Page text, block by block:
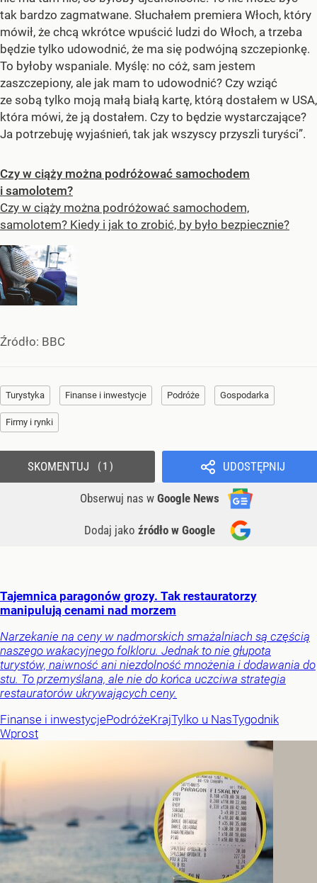
tak bardzo zagmatwane. Słuchałem premiera Włoch, który
mówił, że chcą wkrótce wpuścić ludzi do Włoch, a trzeba
będzie tylko udowodnić, że ma się podwójną szczepionkę.
To byłoby wspaniale. Myślę: no cóż, sam jestem
zaszczepiony, ale jak mam to udowodnić? Czy wziąć
ze sobą tylko moją małą białą kartę, którą dostałem w USA,
która mówi, że ją dostałem. Czy to będzie wystarczające?
Ja potrzebuję wyjaśnień, tak jak wszyscy przyszli turyści”.
Czy w ciąży można podróżować samochodem
i samolotem?
Czy w ciąży można podróżować samochodem,
samolotem? Kiedy i jak to zrobić, by było bezpiecznie?
Źródło: BBC
Turystyka Finanse i inwestycje Podróże Gospodarka
Firmy i rynki
UDOSTĘPNIJ
Obserwuj nas w Google News
Dodaj jako źródło w Google
SKOMENTUJ 1
Tajemnica paragonów grozy. Tak restauratorzy
manipulują cenami nad morzem
Narzekanie na ceny w nadmorskich smażalniach są częścią
naszego wakacyjnego folkloru. Jednak to nie głupota
turystów, naiwność ani niezdolność mnożenia i dodawania do
stu. To przemyślana, ale nie do końca uczciwa strategia
restauratorów ukrywających ceny.
Finanse i inwestycjePodróżeKrajTylko u NasTygodnik
Wprost